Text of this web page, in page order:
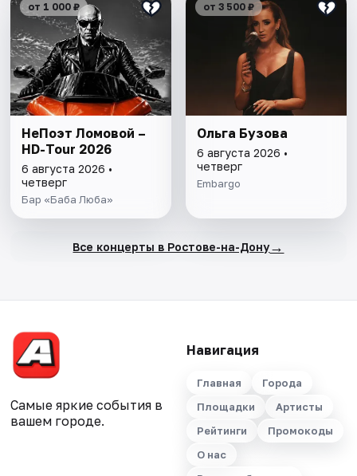
от 1 000 ₽
НеПоэт Ломовой –
HD-Tour 2026
6 августа 2026 •
четверг
Бар «Баба Люба»
от 3 500 ₽
Ольга Бузова
6 августа 2026 •
четверг
Embargo
Все концерты в Ростове-на-Дону→
Самые яркие события в
вашем городе.
Навигация
Главная
Города
Площадки
Артисты
Рейтинги
Промокоды
О нас